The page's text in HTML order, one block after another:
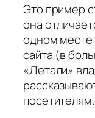
Это пример
она
одном
сайта (в
«Детали»